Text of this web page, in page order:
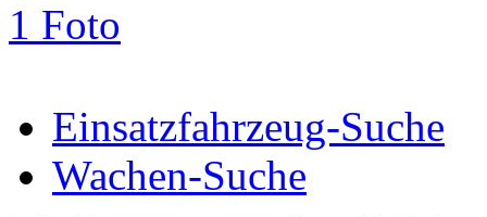
1 Foto
Einsatzfahrzeug-Suche
Wachen-Suche